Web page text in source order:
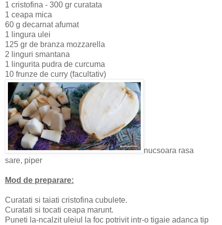
1 cristofina - 300 gr curatata
1 ceapa mica
60 g decarnat afumat
1 lingura ulei
125 gr de branza mozzarella
2 linguri smantana
1 lingurita pudra de curcuma
10 frunze de curry (facultativ)
nucsoara rasa
sare, piper
Mod de preparare:
Curatati si taiati cristofina cubulete.
Curatati si tocati ceapa marunt.
Puneti la-ncalzit uleiul la foc potrivit intr-o tigaie adanca tip